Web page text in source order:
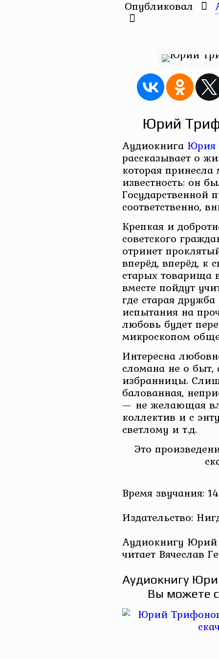
Опубликовал
Юрий
Аудиокнига Юрия
рассказывает о
которая
известность: он
Государственной
соответственно,
Крепкая и
советского
отринет
вперёд, вперёд, к
старых товарища
вместе пойдут
где старая
испытания на
любовь будет
микроскопом
Интересна
сломана не о быт,
избранницы.
балованная,
— не желающая
коллектив и с
светлому и т.д.
Это
Время звучания:
Издательство:
Аудиокнигу Юрий
читает Вячеслав
Аудиокнигу
Вы можете